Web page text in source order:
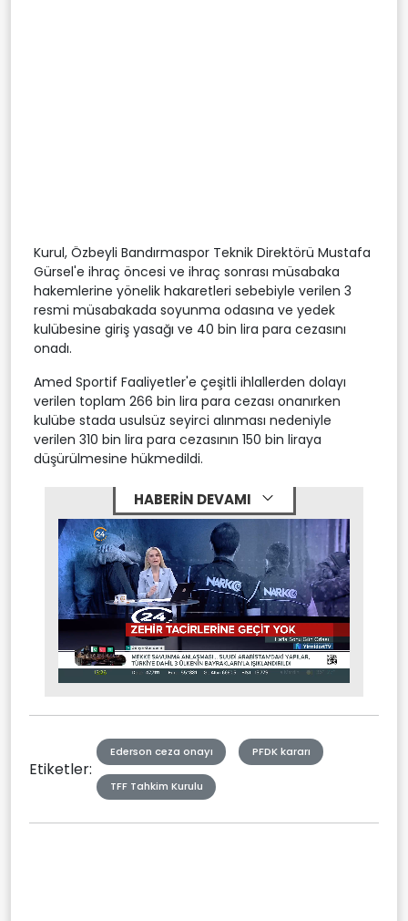
Kurul, Özbeyli Bandırmaspor Teknik Direktörü Mustafa
Gürsel'e ihraç öncesi ve ihraç sonrası müsabaka
hakemlerine yönelik hakaretleri sebebiyle verilen 3
resmi müsabakada soyunma odasına ve yedek
kulübesine giriş yasağı ve 40 bin lira para cezasını
onadı.
Amed Sportif Faaliyetler'e çeşitli ihlallerden dolayı
verilen toplam 266 bin lira para cezası onanırken
kulübe stada usulsüz seyirci alınması nedeniyle
verilen 310 bin lira para cezasının 150 bin liraya
düşürülmesine hükmedildi.
HABERİN DEVAMI
Mute Stream
Etiketler:
Ederson ceza onayı PFDK kararı
TFF Tahkim Kurulu